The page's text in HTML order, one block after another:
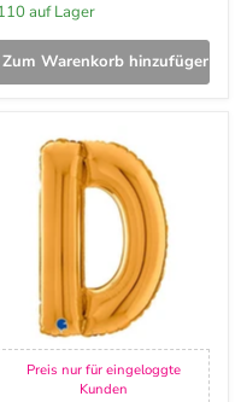
110 auf Lager
Zum Warenkorb hinzufügen
Riesenbuchstabe
Folienballon
26"/66cm
Preis nur für eingeloggte
Kunden